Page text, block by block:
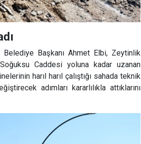
Başkanı Ahmet Elbi, Zeytinlik
Caddesi yoluna kadar uzanan
harıl harıl çalıştığı sahada teknik
adımları kararlılıkla attıklarını